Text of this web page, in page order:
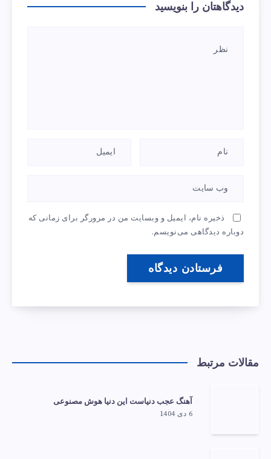
دیدگاهتان را بنویسید
ذخیره نام، ایمیل و وبسایت من در مرورگر برای زمانی که
دوباره دیدگاهی می‌نویسم.
مقالات مرتبط
آهنگ عجب دنیاست این دنیا هوش مصنوعی
6 دی 1404